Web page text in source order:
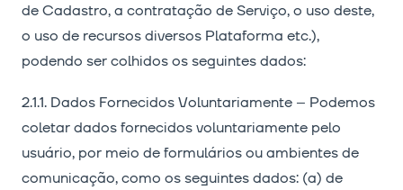
de Cadastro, a contratação de Serviço, o uso deste,
o uso de recursos diversos Plataforma etc.),
podendo ser colhidos os seguintes dados:
2.1.1. Dados Fornecidos Voluntariamente – Podemos
coletar dados fornecidos voluntariamente pelo
usuário, por meio de formulários ou ambientes de
comunicação, como os seguintes dados: (a) de